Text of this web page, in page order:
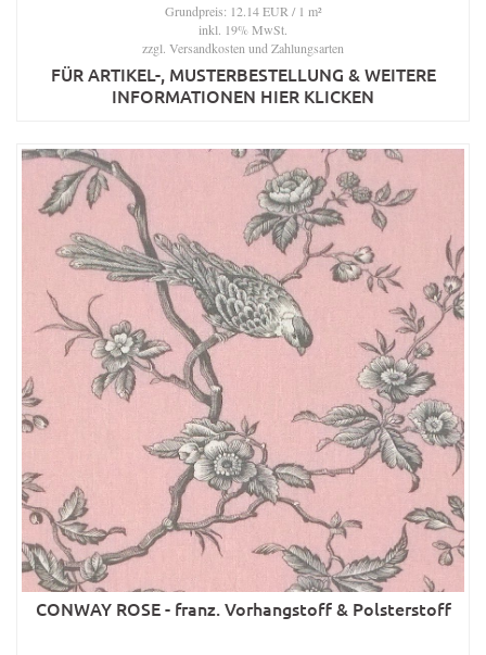
Grundpreis: 12.14 EUR / 1 m²
inkl. 19% MwSt.
zzgl. Versandkosten und Zahlungsarten
FÜR ARTIKEL-, MUSTERBESTELLUNG & WEITERE
INFORMATIONEN HIER KLICKEN
CONWAY ROSE - franz. Vorhangstoff & Polsterstoff